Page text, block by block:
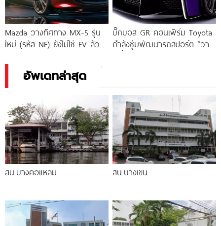
Mazda วางทิศทาง MX-5 รุ่น
ใหม่ (รหัส NE) ยังไม่ใช่ EV ล้วน
บิ๊กบอส GR คอนเฟิร์ม Toyota
กำลังซุ่มพัฒนารถสปอร์ต “วาง
อัพเดทล่าสุด
สน.บางคอแหลม สน.บางเขน